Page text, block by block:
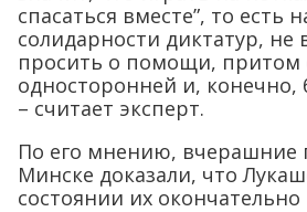
спасаться вместе”, то есть
солидарности диктатур, не
просить о помощи,
односторонней и, конечно,
– считает эксперт.
По его мнению, вчерашние
Минске доказали, что
состоянии их